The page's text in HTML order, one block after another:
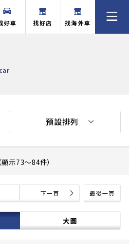
好車 找好店 找海外車
顯示73〜84件）
最後一頁
下一頁
大圖
預設排列